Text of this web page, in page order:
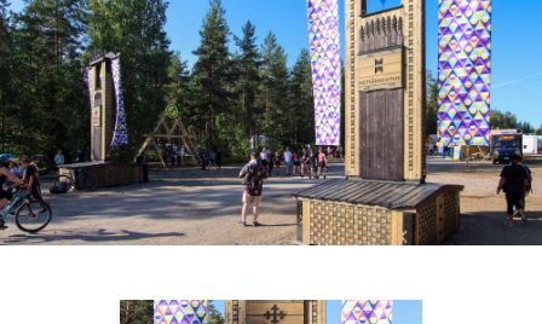
Suomen Partiolaisten järjestämä kahdeksas suurleiri
eli finnjamboree, joka kerää tuhansia partiolaisia Evon
metsiin niin Suomesta kuin ulkomailtakin. Pyloneista
paljon detailia ja eri tekstuuria. Jukola Ind on
toteuttanut tapahtumapyloneita useisiin eri
tapahtumiin ja ne voivat myös toimia esimerkiksi
pysyvinä portteina / nähtävyyksinä kohteisiin.